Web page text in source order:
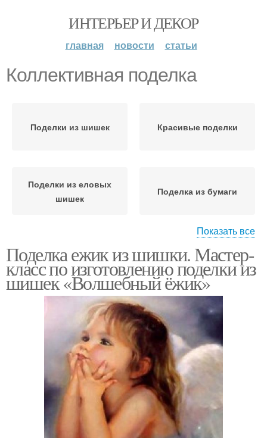
ИНТЕРЬЕР И ДЕКОР
главная новости статьи
Коллективная поделка
Поделки из шишек Красивые поделки
Поделки из еловых
шишек
Поделка из бумаги
Поделки из пластилина Поделка из маленькой
Поделка из шишек Простые поделки
Показать все
Поделка ежик из шишки. Мастер-
класс по изготовлению поделки из
шишек «Волшебный ёжик»